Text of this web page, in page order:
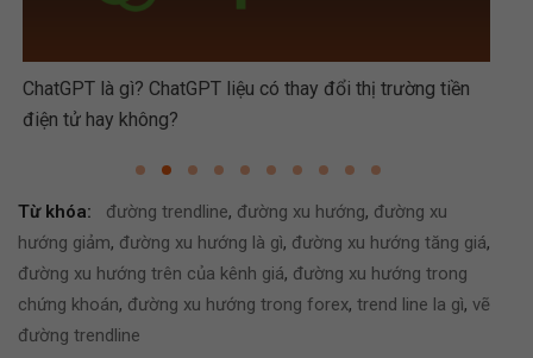
ChatGPT là gì? ChatGPT liệu có thay đổi thị trường tiền
điện tử hay không?
Từ khóa: đường trendline, đường xu hướng, đường xu
hướng giảm, đường xu hướng là gì, đường xu hướng tăng giá,
đường xu hướng trên của kênh giá, đường xu hướng trong
chứng khoán, đường xu hướng trong forex, trend line la gì, vẽ
đường trendline